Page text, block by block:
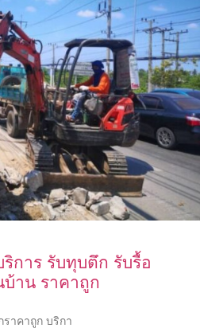
การ รับทุบตึก รับรื้อ
าน ราคาถูก
าคาถูก บริกา